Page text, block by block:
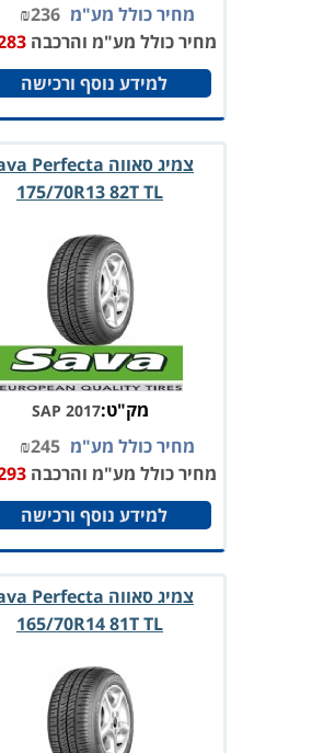
מחיר כולל מע"מ ₪236
מחיר כולל מע"מ והרכבה
₪283
למידע נוסף ורכישה
צמיג סאווה Sava Perfecta
175/70R13 82T TL
מק"ט:SAP 2017
מחיר כולל מע"מ ₪245
מחיר כולל מע"מ והרכבה
₪293
למידע נוסף ורכישה
צמיג סאווה Sava Perfecta
165/70R14 81T TL